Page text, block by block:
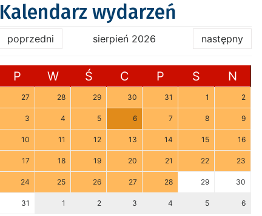
Kalendarz wydarzeń
poprzedni sierpień 2026 następny
P W Ś C P S N
27 28 29 30 31 1 2
3 4 5 6 7 8 9
10 11 12 13 14 15 16
17 18 19 20 21 22 23
24 25 26 27 28 29 30
31 1 2 3 4 5 6